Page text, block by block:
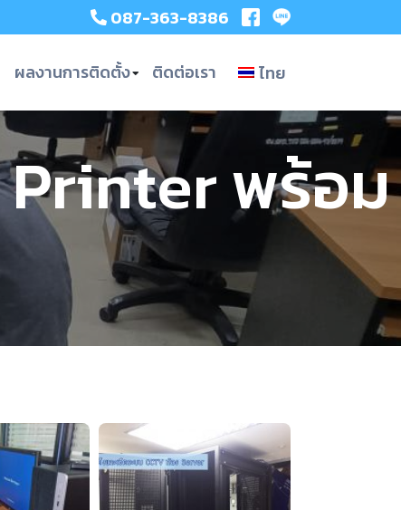
087-363-8386
ผลงานการติดตั้ง ติดต่อเรา ไทย
Printer พร้อม